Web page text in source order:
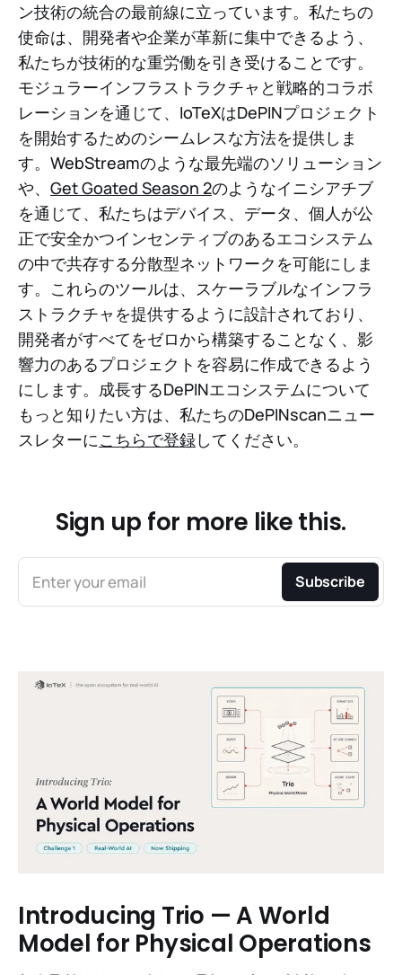
ン技術の統合の最前線に立っています。私たちの
使命は、開発者や企業が革新に集中できるよう、
私たちが技術的な重労働を引き受けることです。
モジュラーインフラストラクチャと戦略的コラボ
レーションを通じて、IoTeXはDePINプロジェクト
を開始するためのシームレスな方法を提供しま
す。WebStreamのような最先端のソリューション
や、 Get Goated Season 2のようなイニシアチブ
を通じて、私たちはデバイス、データ、個人が公
正で安全かつインセンティブのあるエコシステム
の中で共存する分散型ネットワークを可能にしま
す。これらのツールは、スケーラブルなインフラ
ストラクチャを提供するように設計されており、
開発者がすべてをゼロから構築することなく、影
響力のあるプロジェクトを容易に作成できるよう
にします。成長するDePINエコシステムについて
もっと知りたい方は、私たちのDePINscanニュー
スレターにこちらで登録してください。
Sign up for more like this.
Enter your email Subscribe
Introducing Trio — A World
Model for Physical Operations